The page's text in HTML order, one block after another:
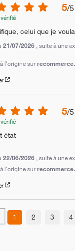
5/5
celui que je
21/07/2026 , suite à une
l'origine sur
5/5
état
22/06/2026 , suite à une
l'origine sur
1 2 3 4